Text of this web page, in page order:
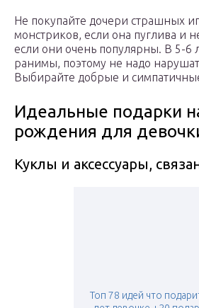
Не покупайте дочери страшных
монстриков, если она пуглива и
если они очень популярны. В 5-6
ранимы, поэтому не надо
Выбирайте добрые и
Идеальные подарки
рождения для
Куклы и аксессуары,
Топ 78 идей что